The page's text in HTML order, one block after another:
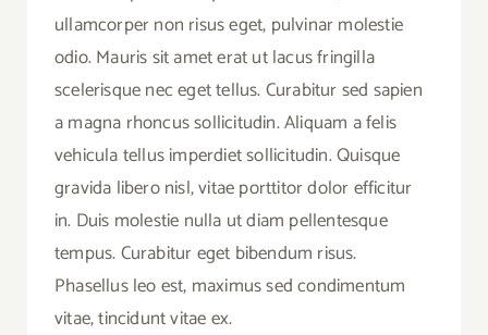
ullamcorper non risus eget, pulvinar molestie
odio. Mauris sit amet erat ut lacus fringilla
scelerisque nec eget tellus. Curabitur sed sapien
a magna rhoncus sollicitudin. Aliquam a felis
vehicula tellus imperdiet sollicitudin. Quisque
gravida libero nisl, vitae porttitor dolor efficitur
in. Duis molestie nulla ut diam pellentesque
tempus. Curabitur eget bibendum risus.
Phasellus leo est, maximus sed condimentum
vitae, tincidunt vitae ex.